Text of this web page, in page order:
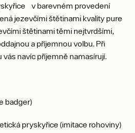
v barevném provedení
jezevčími štětinami kvality pure
štětinami těmi nejtvrdšími,
a příjemnou volbu. Při
navíc příjemně namasírují.
badger)
pryskyřice (imitace rohoviny)